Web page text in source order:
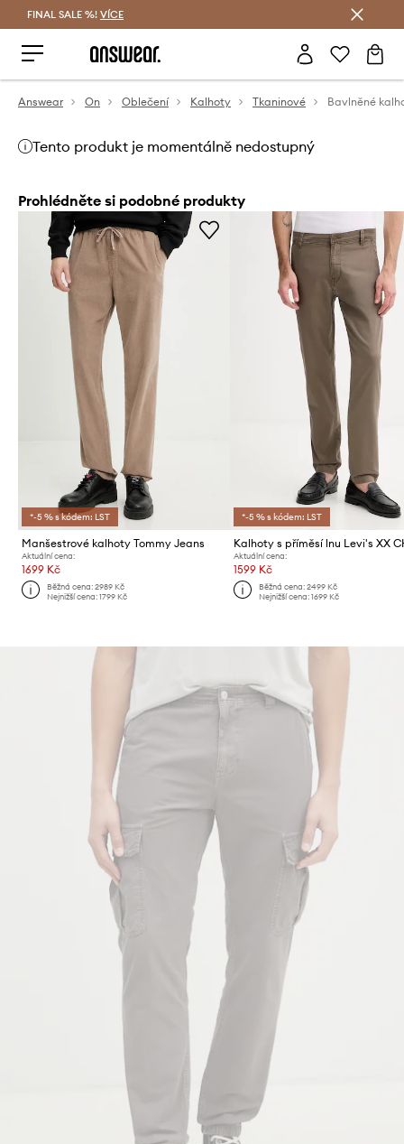
FINAL SALE %! VÍCE
Answear On Oblečení Kalhoty Tkaninové Bavlněné
Tento produkt je momentálně nedostupný
Prohlédněte si podobné produkty
*-5 % s kódem: LST
Manšestrové kalhoty Tommy Jeans
Aktuální cena:
1699 Kč
Běžná cena:2989 Kč
Nejnižší cena:1799 Kč
*-5 % s kódem: LST
Aktuální cena:
1599 Kč
Běžná cena: 2499 Kč
Nejnižší cena: 1699 Kč